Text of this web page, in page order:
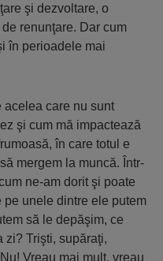
şi dezvoltare, o
renunţare. Dar cum
în perioadele mai
acelea care nu sunt
şi cum mă impactează
în care totul e
mergem la muncă. Într-
ne-am dorit şi poate
unele dintre ele putem
să le depăşim, ce
zi? Trişti, supăraţi,
Vreau mai mult, vreau